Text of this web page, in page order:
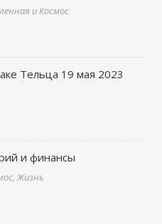
и Космос
Тельца 19 мая 2023
и финансы
Жизнь